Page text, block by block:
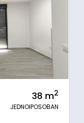
38 m2
JEDNOIPOSOBAN